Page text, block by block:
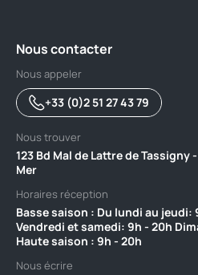
Nous contacter
Nous appeler
+33 (0)2 51 27 43 79
Nous trouver
123 Bd Mal de Lattre de Tassigny
Mer
Horaires réception
Basse saison : Du lundi au jeudi:
Vendredi et samedi: 9h - 20h
Haute saison : 9h - 20h
Nous écrire